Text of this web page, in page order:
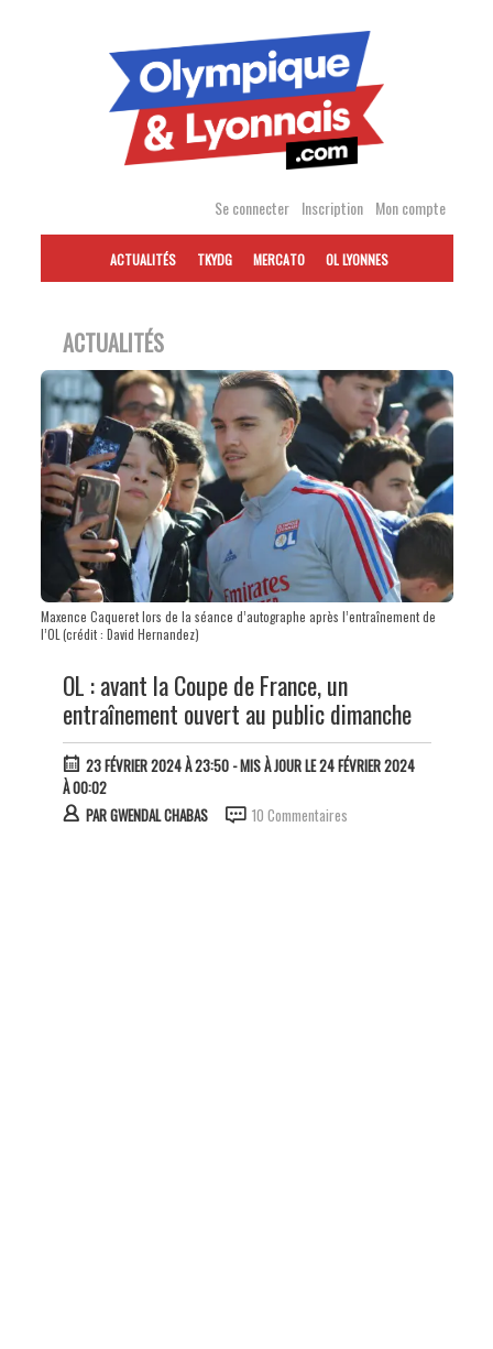
Se connecter Inscription Mon compte
ACTUALITÉS TKYDG MERCATO OL LYONNES
ACTUALITÉS
Maxence Caqueret lors de la séance d’autographe après l’entraînement de
l’OL (crédit : David Hernandez)
OL : avant la Coupe de France, un
entraînement ouvert au public dimanche
23 FÉVRIER 2024 À 23:50- MIS À JOUR LE 24 FÉVRIER 2024
À 00:02
PARGWENDAL CHABAS 10 Commentaires